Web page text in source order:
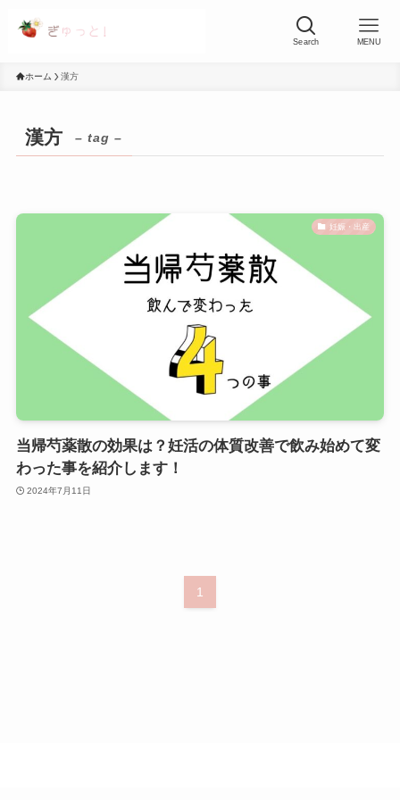
Search MENU
ホーム 漢方
漢方 – tag –
妊娠・出産
当帰芍薬散の効果は？妊活の体質改善で飲み始めて変
わった事を紹介します！
2024年7月11日
1